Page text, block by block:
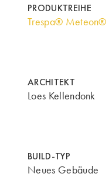
PRODUKTREIHE
Trespa® Meteon®
ARCHITEKT
Loes Kellendonk
BUILD-TYP
Neues Gebäude